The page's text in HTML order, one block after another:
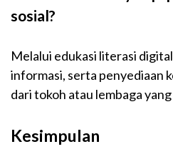
sosial?
Melalui edukasi literasi
informasi, serta penyediaan
dari tokoh atau lembaga
Kesimpulan